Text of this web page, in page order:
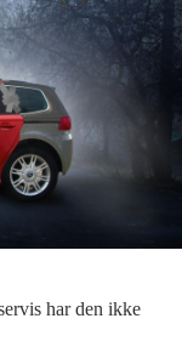
har den ikke